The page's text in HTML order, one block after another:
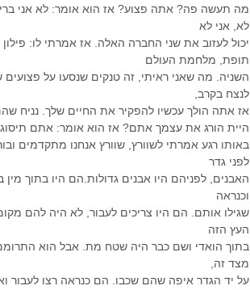
מה תעשה פה? אתה פצוע? אז הוא אומר: לא אני
לא, אני לא
יכול לעזוב את שני החברה האלה. אז אמרתי לו:
תופת, מלחמת העולם
השניה. מה שאני ראיתי, זה טנקים שנסעו על
לנצח בקרב,
אז אתה הולך עכשיו להפקיר את החיים שלך. נניח
היית הורג את עצמך אתם? אז הוא אומר: אתם תיסוגו
באותו רגע אמרתי לשוורץ, שוורץ אנחנו מתקדמים
לפני גדר
האבנים, לפניהם היו אבנים גדולות.הם היו בתוך
וכנראה
שגילו אותם. הם היו צריכים לעבור, לא היה להם
העץ הזה
בתוך הואדי ושם כבר היה שטח מת. אבל הוא
מצד זה,
על יד הגדר איפה שהם שכבו. הם כנראה רצו לעבור